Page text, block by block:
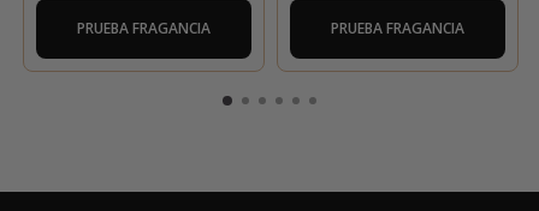
PRUEBA FRAGANCIA PRUEBA FRAGANCIA